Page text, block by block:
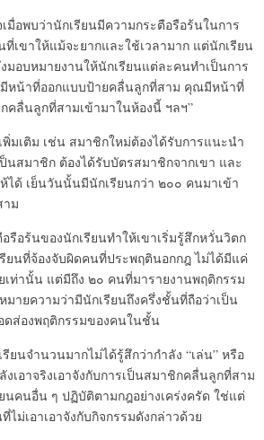
มื่อพบว่านักเรียนมีความกระตือรือร้นในการ
ที่เขาให้แม้จะยากและใช้เวลามาก แต่นักเรียน
มอบหมายงานให้นักเรียนแต่ละคนทำเป็นการ
มีหน้าที่ออกแบบป้ายคลื่นลูกที่สาม คุณมีหน้าที่
คลื่นลูกที่สามเข้ามาในห้องนี้ ฯลฯ”
พิ่มเติม เช่น สมาชิกใหม่ต้องได้รับการแนะนำ
นสมาชิก ต้องได้รับบัตรสมาชิกจากเขา และ
ได้ เย็นวันนั้นมีนักเรียนกว่า ๒๐๐ คนมาเข้า
ม
รือร้นของนักเรียนทำให้เขาเริ่มรู้สึกหวั่นวิตก
ยนที่จ้องจับผิดคนที่ประพฤตินอกกฎ ไม่ได้มีแค่
ท่านั้น แต่มีถึง ๒๐ คนที่มารายงานพฤติกรรม
มายความว่ามีนักเรียนถึงครึ่งชั้นที่ถือว่าเป็น
ส่องพฤติกรรมของคนในชั้น
ยนจำนวนมากไม่ได้รู้สึกว่ากำลัง “เล่น” หรือ
เอาจริงเอาจังกับการเป็นสมาชิกคลื่นลูกที่สาม
นคนอื่น ๆ ปฏิบัติตามกฎอย่างเคร่งครัด ใช่แต่
ม่เอาเอาจังกับกิจกรรมดังกล่าวด้วย